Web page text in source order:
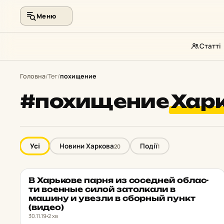
Меню
Статті
Головна/Тег/похищение
#похищение
Усі Новини Харкова20 Події1
НОВИНИ ХАРКОВА ★ ОБРАНЕ
В Харь­ко­ве парня из со­сед­ней об­лас­
ти во­ен­ные силой за­тол­ка­ли в
машину и увезли в сборный пункт
(видео)
30.11.19 2 хв